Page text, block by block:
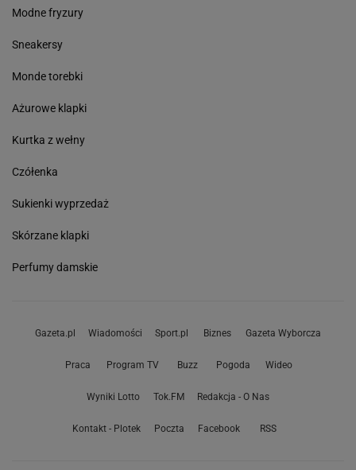
Modne fryzury
Sneakersy
Monde torebki
Ażurowe klapki
Kurtka z wełny
Czółenka
Sukienki wyprzedaż
Skórzane klapki
Perfumy damskie
Gazeta.pl Wiadomości Sport.pl Biznes Gazeta Wyborcza
Praca Program TV Buzz Pogoda Wideo
Wyniki Lotto Tok.FM Redakcja - O Nas
Kontakt - Plotek Poczta Facebook RSS